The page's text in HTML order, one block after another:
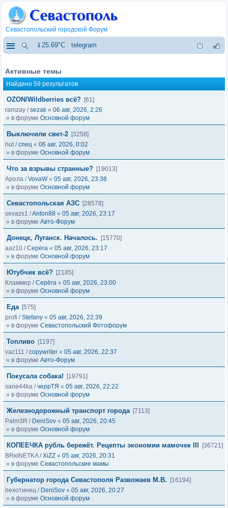
Севастопольский городской Форум
⇓25.69°C telegram
Активные темы
Найдено 59 результатов
OZON/Wildberries всё? [61]
ramzay /sezak « 06 авг, 2026, 2:26
» в форуме Основной форум
Выключили свет-2 [3258]
nut/спец « 06 авг, 2026, 0:02
» в форуме Основной форум
Что за взрывы странные? [19013]
Арола /VovaW« 05 авг, 2026, 23:38
» в форуме Основной форум
Севастопольская АЗС [28578]
sevazs1 /Anton88 « 05 авг, 2026, 23:17
» в форуме Авто-Форум
Донецк, Луганск. Началось.
[15770]
aaz10 /Серёга « 05 авг, 2026, 23:17
» в форуме Основной форум
Ютубчик всё? [2185]
Кламмер /Серёга « 05 авг, 2026, 23:00
» в форуме Основной форум
Еда [575]
profi /Stefany « 05 авг, 2026, 22:39
» в форуме Севастопольский Фотофорум
Топливо [1197]
vaz111 /copywriter « 05 авг, 2026, 22:37
» в форуме Авто-Форум
Покусала собака!
[19791]
sane44ka /черрТЯ « 05 авг, 2026, 22:22
» в форуме Основной форум
Железнодорожный транспорт города [7113]
Palm3R / DeniSov « 05 авг, 2026, 20:45
» в форуме Основной форум
КОПЕЕЧКА рубль бережёт. Рецепты экономии мамочек III
[36721]
BRюNETKA/XiZZ « 05 авг, 2026, 20:31
» в форуме Севастопольские мамы
Губернатор города Севастополя Развожаев М.В.
[16194]
пехотинец / DeniSov « 05 авг, 2026, 20:27
» в форуме Основной форум